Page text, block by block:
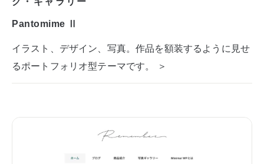
Pantomime Ⅱ
イラスト、デザイン、写真。作品を額装するように見せ
るポートフォリオ型テーマです。 ＞